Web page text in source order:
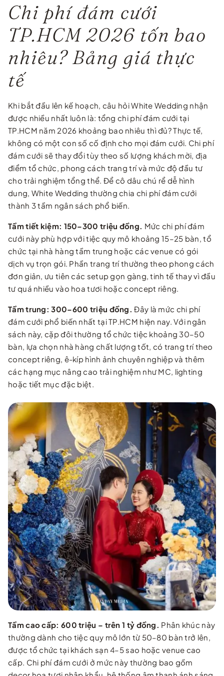
Chi phí đám cưới
TP.HCM 2026 tốn bao
nhiêu? Bảng giá thực
tế
Khi bắt đầu lên kế hoạch, câu hỏi White Wedding nhận
được nhiều nhất luôn là: tổng chi phí đám cưới tại
TP.HCM năm 2026 khoảng bao nhiêu thì đủ? Thực tế,
không có một con số cố định cho mọi đám cưới. Chi phí
đám cưới sẽ thay đổi tùy theo số lượng khách mời, địa
điểm tổ chức, phong cách trang trí và mức độ đầu tư
cho trải nghiệm tổng thể. Để cô dâu chú rể dễ hình
dung, White Wedding thường chia chi phí đám cưới
thành 3 tầm ngân sách phổ biến.
Tầm tiết kiệm: 150–300 triệu đồng. Mức chi phí đám
cưới này phù hợp với tiệc quy mô khoảng 15–25 bàn, tổ
chức tại nhà hàng tầm trung hoặc các venue có gói
dịch vụ trọn gói. Phần trang trí thường theo phong cách
đơn giản, ưu tiên các setup gọn gàng, tinh tế thay vì đầu
tư quá nhiều vào hoa tươi hoặc concept riêng.
Tầm trung: 300–600 triệu đồng. Đây là mức chi phí
đám cưới phổ biến nhất tại TP.HCM hiện nay. Với ngân
sách này, cặp đôi thường tổ chức tiệc khoảng 30–50
bàn, lựa chọn nhà hàng chất lượng tốt, có trang trí theo
concept riêng, ê-kíp hình ảnh chuyên nghiệp và thêm
các hạng mục nâng cao trải nghiệm như MC, lighting
hoặc tiết mục đặc biệt.
Tầm cao cấp: 600 triệu – trên 1 tỷ đồng. Phân khúc này
thường dành cho tiệc quy mô lớn từ 50–80 bàn trở lên,
được tổ chức tại khách sạn 4–5 sao hoặc venue cao
cấp. Chi phí đám cưới ở mức này thường bao gồm